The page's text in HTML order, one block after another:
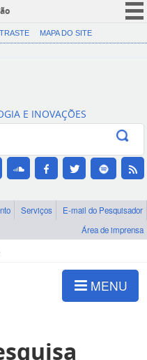
CORONAVÍRUS (COVID-19)
Canais
MAPA DO SITE
E INOVAÇÕES
Serviços
E-mail do Pesquisador
Área de imprensa
MENU